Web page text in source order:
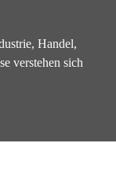
Handel,
verstehen sich